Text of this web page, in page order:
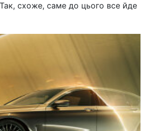
схоже, саме до цього все йде